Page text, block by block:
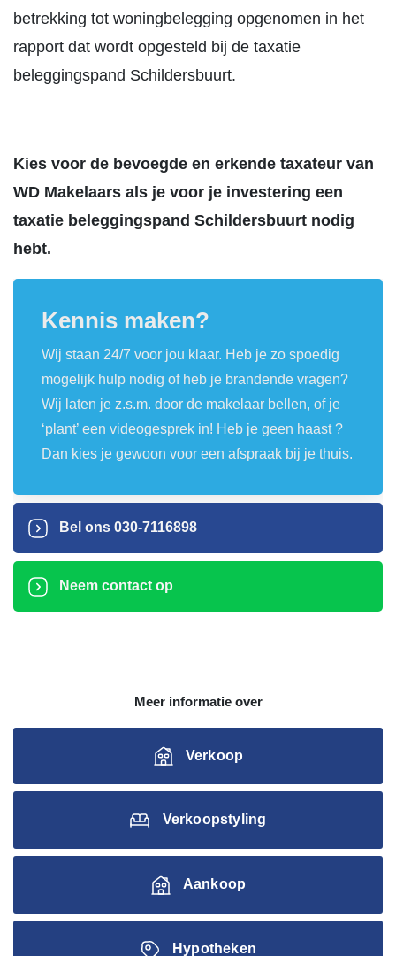
betrekking tot woningbelegging opgenomen in het
rapport dat wordt opgesteld bij de taxatie
beleggingspand Schildersbuurt.
Kies voor de bevoegde en erkende taxateur van
WD Makelaars als je voor je investering een
taxatie beleggingspand Schildersbuurt nodig
hebt.
Kennis maken?
Wij staan 24/7 voor jou klaar. Heb je zo spoedig
mogelijk hulp nodig of heb je brandende vragen?
Wij laten je z.s.m. door de makelaar bellen, of je
‘plant’ een videogesprek in! Heb je geen haast ?
Dan kies je gewoon voor een afspraak bij je thuis.
Bel ons 030-7116898
Neem contact op
Meer informatie over
Verkoop
Verkoopstyling
Aankoop
Hypotheken